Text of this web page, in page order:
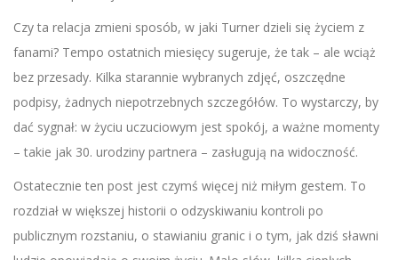
Czy ta relacja zmieni sposób, w jaki Turner dzieli się życiem z
fanami? Tempo ostatnich miesięcy sugeruje, że tak – ale wciąż
bez przesady. Kilka starannie wybranych zdjęć, oszczędne
podpisy, żadnych niepotrzebnych szczegółów. To wystarczy, by
dać sygnał: w życiu uczuciowym jest spokój, a ważne momenty
– takie jak 30. urodziny partnera – zasługują na widoczność.
Ostatecznie ten post jest czymś więcej niż miłym gestem. To
rozdział w większej historii o odzyskiwaniu kontroli po
publicznym rozstaniu, o stawianiu granic i o tym, jak dziś sławni